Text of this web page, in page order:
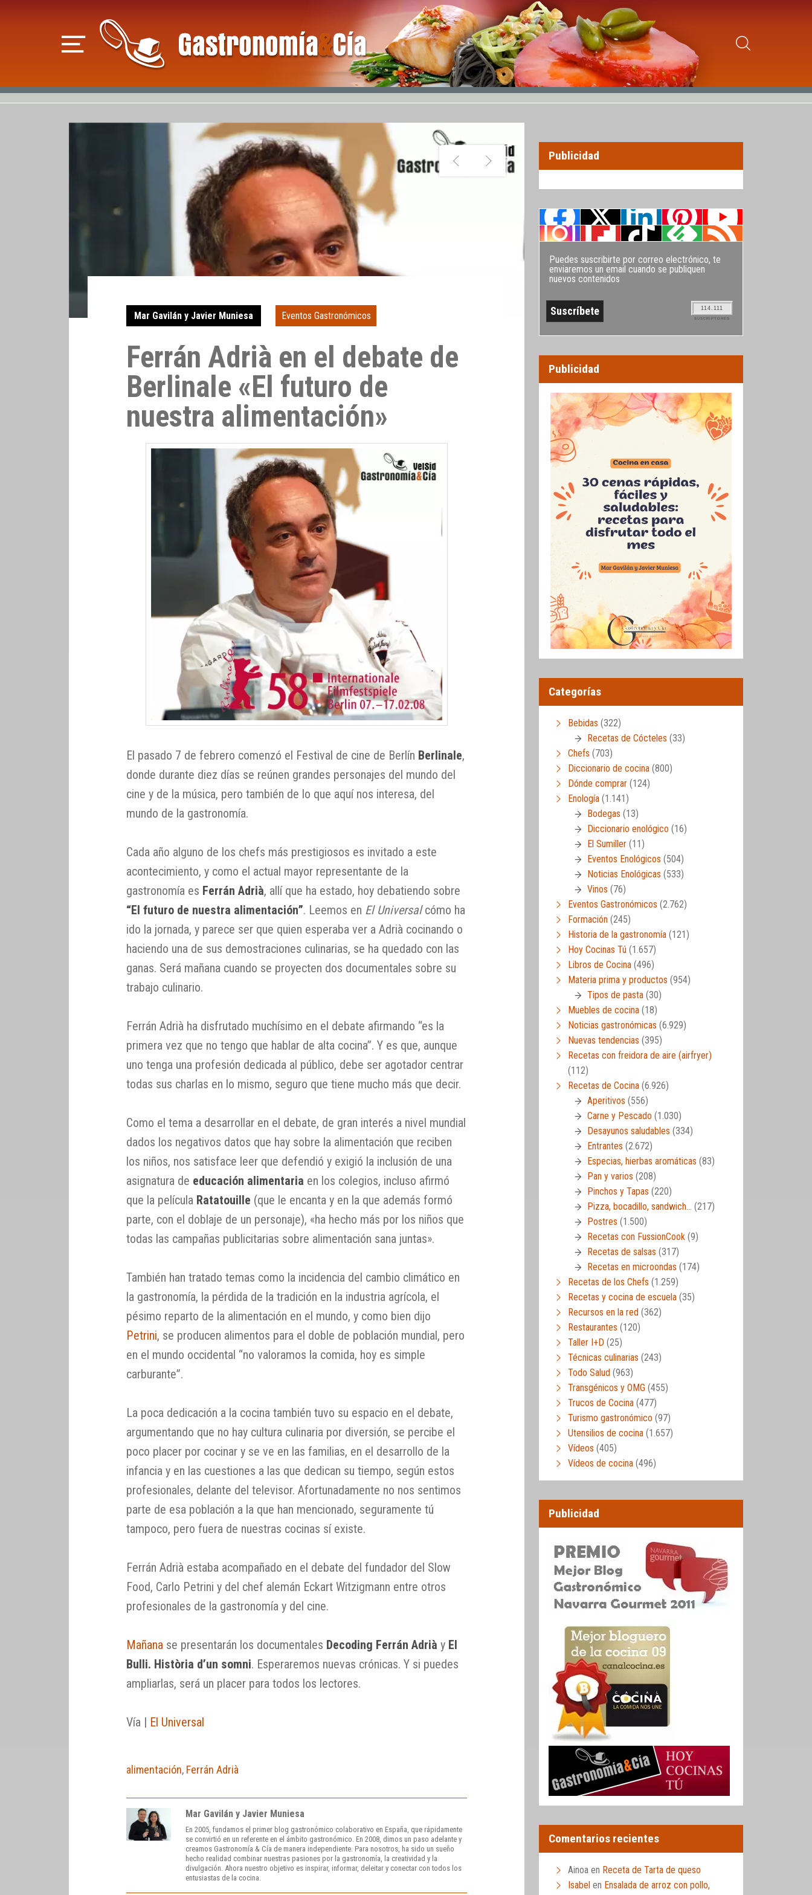
Mar Gavilán y Javier Muniesa Eventos Gastronómicos
Ferrán Adrià en el debate de
Berlinale «El futuro de
nuestra alimentación»
El pasado 7 de febrero comenzó el Festival de cine de Berlín Berlinale,
donde durante diez días se reúnen grandes personajes del mundo del
cine y de la música, pero también de lo que aquí nos interesa, del
mundo de la gastronomía.
Cada año alguno de los chefs más prestigiosos es invitado a este
acontecimiento, y como el actual mayor representante de la
gastronomía es Ferrán Adrià, allí que ha estado, hoy debatiendo sobre
“El futuro de nuestra alimentación”. Leemos en El Universalcómo ha
ido la jornada, y parece ser que quien esperaba ver a Adrià cocinando o
haciendo una de sus demostraciones culinarias, se ha quedado con las
ganas. Será mañana cuando se proyecten dos documentales sobre su
trabajo culinario.
Ferrán Adrià ha disfrutado muchísimo en el debate afirmando “es la
primera vez que no tengo que hablar de alta cocina”. Y es que, aunque
uno tenga una profesión dedicada al público, debe ser agotador centrar
todas sus charlas en lo mismo, seguro que tiene mucho más que decir.
Como el tema a desarrollar en el debate, de gran interés a nivel mundial
dados los negativos datos que hay sobre la alimentación que reciben
los niños, nos satisface leer que defendió y exigió la inclusión de una
asignatura de educación alimentaria en los colegios, incluso afirmó
que la película Ratatouille (que le encanta y en la que además formó
parte, con el doblaje de un personaje), «ha hecho más por los niños que
todas las campañas publicitarias sobre alimentación sana juntas».
También han tratado temas como la incidencia del cambio climático en
la gastronomía, la pérdida de la tradición en la industria agrícola, el
pésimo reparto de la alimentación en el mundo, y como bien dijo
Petrini, se producen alimentos para el doble de población mundial, pero
en el mundo occidental “no valoramos la comida, hoy es simple
carburante”.
La poca dedicación a la cocina también tuvo su espacio en el debate,
argumentando que no hay cultura culinaria por diversión, se percibe el
poco placer por cocinar y se ve en las familias, en el desarrollo de la
infancia y en las cuestiones a las que dedican su tiempo, según estos
profesionales, delante del televisor. Afortunadamente no nos sentimos
parte de esa población a la que han mencionado, seguramente tú
tampoco, pero fuera de nuestras cocinas sí existe.
Ferrán Adrià estaba acompañado en el debate del fundador del Slow
Food, Carlo Petrini y del chef alemán Eckart Witzigmann entre otros
profesionales de la gastronomía y del cine.
Mañana se presentarán los documentales Decoding Ferrán Adrià y El
Bulli. Història d’un somni. Esperaremos nuevas crónicas. Y si puedes
ampliarlas, será un placer para todos los lectores.
Vía | El Universal
alimentación, Ferrán Adrià
Mar Gavilán y Javier Muniesa
En 2005, fundamos el primer blog gastronómico colaborativo en España, que rápidamente
se convirtió en un referente en el ámbito gastronómico. En 2008, dimos un paso adelante y
creamos Gastronomía & Cía de manera independiente. Para nosotros, ha sido un sueño
hecho realidad combinar nuestras pasiones por la gastronomía, la creatividad y la
divulgación. Ahora nuestro objetivo es inspirar, informar, deleitar y conectar con todos los
entusiastas de la cocina.
Publicidad
Puedes suscribirte por correo electrónico, te
enviaremos un email cuando se publiquen
nuevos contenidos
114.111
SUSCRIPTORES
Publicidad
Categorías
Bebidas (322)
Recetas de Cócteles (33)
Chefs (703)
Diccionario de cocina (800)
Dónde comprar (124)
Enología (1.141)
Bodegas (13)
Diccionario enológico (16)
El Sumiller (11)
Eventos Enológicos (504)
Noticias Enológicas (533)
Vinos (76)
Eventos Gastronómicos (2.762)
Formación (245)
Historia de la gastronomía (121)
Hoy Cocinas Tú (1.657)
Libros de Cocina (496)
Materia prima y productos (954)
Tipos de pasta (30)
Muebles de cocina (18)
Noticias gastronómicas (6.929)
Nuevas tendencias (395)
Recetas con freidora de aire (airfryer)
(112)
Recetas de Cocina (6.926)
Aperitivos (556)
Carne y Pescado (1.030)
Desayunos saludables (334)
Entrantes (2.672)
Especias, hierbas aromáticas (83)
Pan y varios (208)
Pinchos y Tapas (220)
Pizza, bocadillo, sandwich… (217)
Postres (1.500)
Recetas con FussionCook (9)
Recetas de salsas (317)
Recetas en microondas (174)
Recetas de los Chefs (1.259)
Recetas y cocina de escuela (35)
Recursos en la red (362)
Restaurantes (120)
Taller I+D (25)
Técnicas culinarias (243)
Todo Salud (963)
Transgénicos y OMG (455)
Trucos de Cocina (477)
Turismo gastronómico (97)
Utensilios de cocina (1.657)
Vídeos (405)
Vídeos de cocina (496)
Publicidad
Comentarios recientes
Ainoa en Receta de Tarta de queso
Isabel en Ensalada de arroz con pollo,